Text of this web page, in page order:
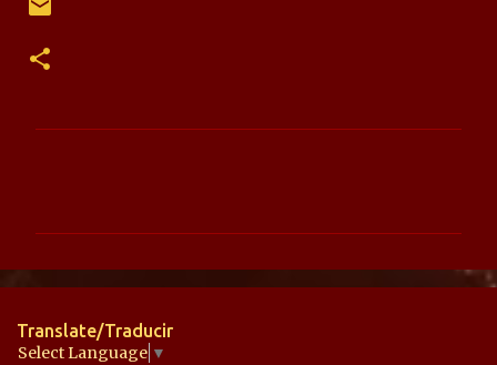
n
a
Translate/Traducir
Select Language ▼